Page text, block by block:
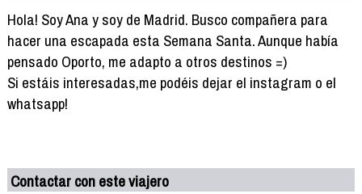
Hola! Soy Ana y soy de Madrid. Busco compañera para
hacer una escapada esta Semana Santa. Aunque había
pensado Oporto, me adapto a otros destinos =)
Si estáis interesadas,me podéis dejar el instagram o el
whatsapp!
Contactar con este viajero